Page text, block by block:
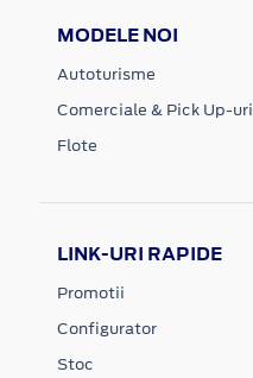
MODELE NOI
Autoturisme
Comerciale & Pick Up-uri
Flote
LINK-URI RAPIDE
Promotii
Configurator
Stoc